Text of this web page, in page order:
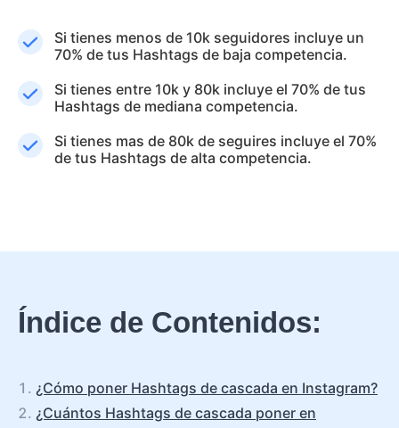
Si tienes menos de 10k seguidores incluye un
70% de tus Hashtags de baja competencia.
Si tienes entre 10k y 80k incluye el 70% de tus
Hashtags de mediana competencia.
Si tienes mas de 80k de seguires incluye el 70%
de tus Hashtags de alta competencia.
Índice de Contenidos:
¿Cómo poner Hashtags de cascada en Instagram?
¿Cuántos Hashtags de cascada poner en